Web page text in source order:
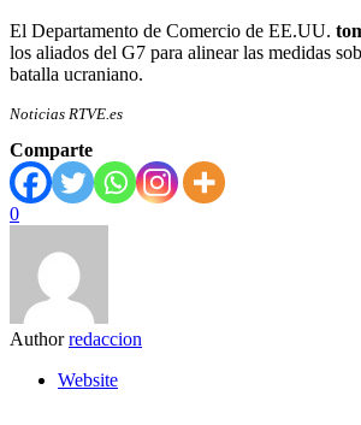
El Departamento de Comercio de EE.UU.
los aliados del G7 para alinear las medidas
batalla ucraniano.
Noticias RTVE.es
Comparte
0
Author redaccion
Website